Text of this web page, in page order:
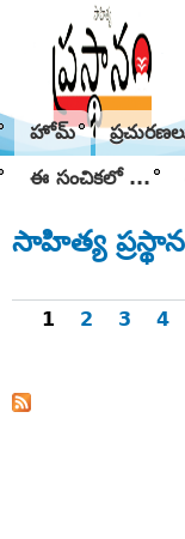
హోమ్
ఈ సంచికలో ...
సాహిత్య
1 2 3 4